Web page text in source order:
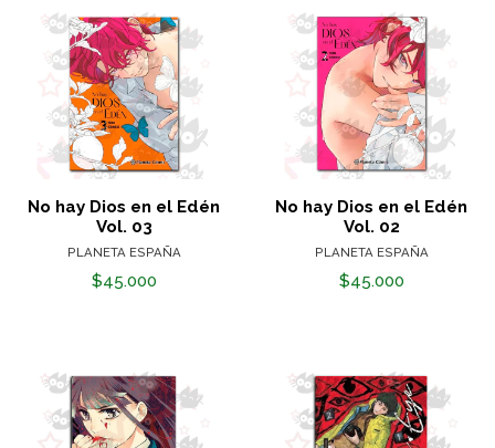
No hay Dios en el Edén
Vol. 03
PLANETA ESPAÑA
$45.000
No hay Dios en el Edén
Vol. 02
PLANETA ESPAÑA
$45.000